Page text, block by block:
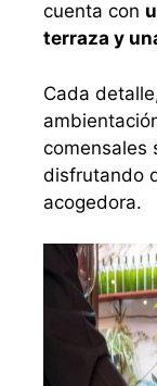
cuenta con
terraza y
Cada
comensales
disfrutando
acogedora.